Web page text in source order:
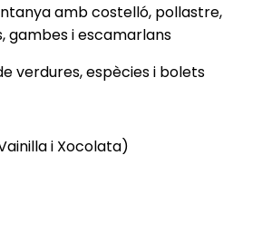
amb costelló, pollastre,
gambes i escamarlans
verdures, espècies i bolets
i Xocolata)